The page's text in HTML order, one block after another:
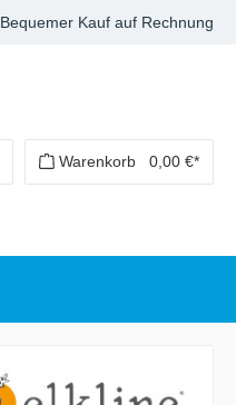
Bequemer Kauf auf Rechnung
Warenkorb 0,00 €*